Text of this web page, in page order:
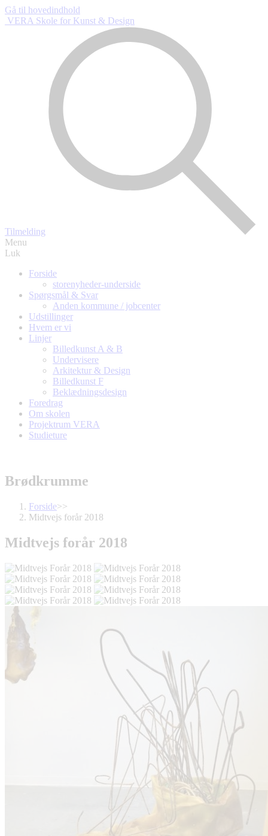
Gå til hovedindhold
VERA Skole for Kunst & Design
Tilmelding
Menu
Luk
Forside
storenyheder-underside
Spørgsmål & Svar
Anden kommune / jobcenter
Udstillinger
Hvem er vi
Linjer
Billedkunst A & B
Undervisere
Arkitektur & Design
Billedkunst F
Beklædningsdesign
Foredrag
Om skolen
Projektrum VERA
Studieture
Brødkrumme
Forside>>
Midtvejs forår 2018
Midtvejs forår 2018